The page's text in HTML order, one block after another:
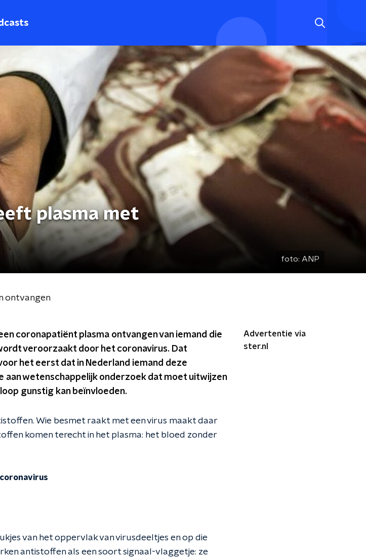
plasma met
foto: ANP
ontvangen
coronapatiënt plasma ontvangen van iemand die
veroorzaakt door het coronavirus. Dat
het eerst dat in Nederland iemand deze
wetenschappelijk onderzoek dat moet uitwijzen
gunstig kan beïnvloeden.
Wie besmet raakt met een virus maakt daar
komen terecht in het plasma: het bloed zonder
van het oppervlak van virusdeeltjes en op die
antistoffen als een soort signaal-vlaggetje: ze
Advertentie via
ster.nl